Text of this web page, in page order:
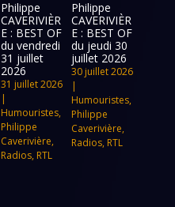
Philippe
CAVERIVIÈR
E : BEST OF
du vendredi
31 juillet
2026
31 juillet 2026
|
Humouristes,
Philippe
Caverivière,
Radios, RTL
Philippe
CAVERIVIÈR
E : BEST OF
du jeudi 30
juillet 2026
30 juillet 2026
|
Humouristes,
Philippe
Caverivière,
Radios, RTL